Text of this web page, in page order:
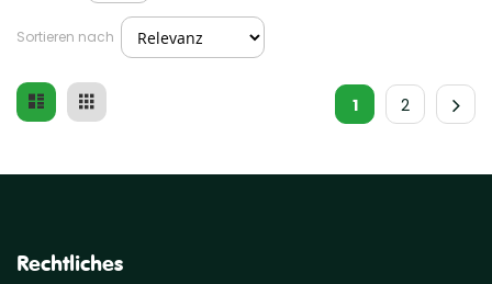
Sortieren nach
1 2
Ansicht
Liste Raster
Rechtliches